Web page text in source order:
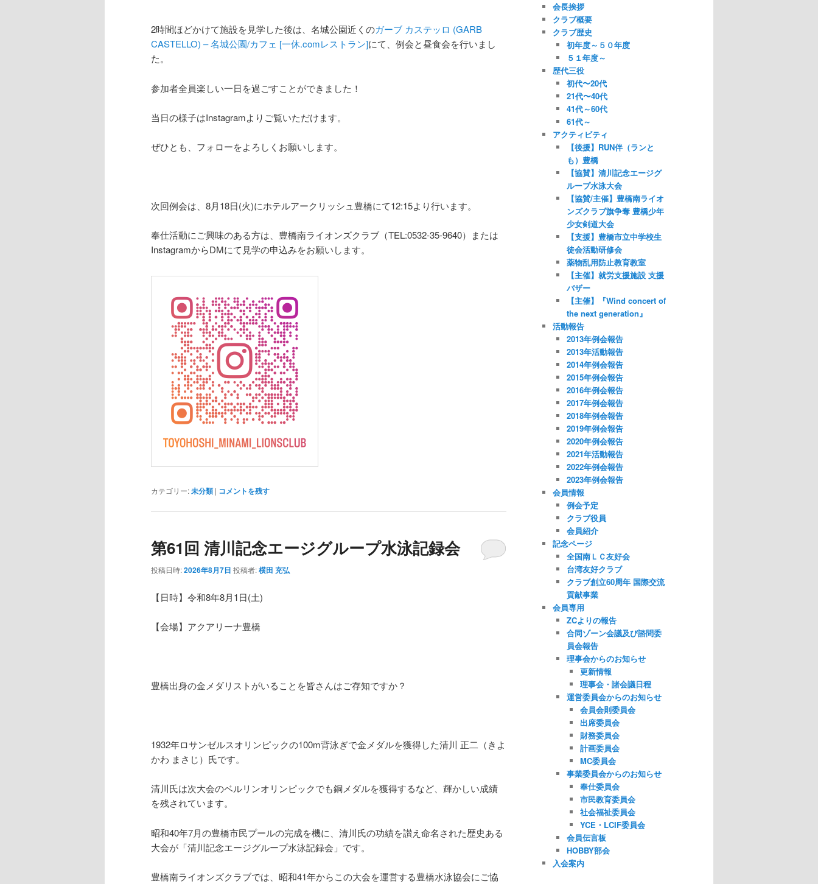
2時間ほどかけて施設を見学した後は、名城公園近くのガーブ カステッロ (GARB
CASTELLO) – 名城公園/カフェ [一休.comレストラン]にて、例会と昼食会を行いまし
た。
参加者全員楽しい一日を過ごすことができました！
当日の様子はInstagramよりご覧いただけます。
ぜひとも、フォローをよろしくお願いします。
次回例会は、8月18日(火)にホテルアークリッシュ豊橋にて12:15より行います。
奉仕活動にご興味のある方は、豊橋南ライオンズクラブ（TEL:0532-35-9640）または
InstagramからDMにて見学の申込みをお願いします。
カテゴリー:未分類 | コメントを残す
第61回 清川記念エージグループ水泳記録会
投稿日時:2026年8月7日 投稿者:横田 充弘
【日時】令和8年8月1日(土)
【会場】アクアリーナ豊橋
豊橋出身の金メダリストがいることを皆さんはご存知ですか？
1932年ロサンゼルスオリンピックの100m背泳ぎで金メダルを獲得した清川 正二（きよ
かわ まさじ）氏です。
清川氏は次大会のベルリンオリンピックでも銅メダルを獲得するなど、輝かしい成績
を残されています。
昭和40年7月の豊橋市民プールの完成を機に、清川氏の功績を讃え命名された歴史ある
大会が「清川記念エージグループ水泳記録会」です。
豊橋南ライオンズクラブでは、昭和41年からこの大会を運営する豊橋水泳協会にご協
会長挨拶
クラブ概要
クラブ歴史
初年度～５０年度
５１年度～
歴代三役
初代〜20代
21代〜40代
41代～60代
61代～
アクティビティ
【後援】RUN伴（ランと
も）豊橋
【協賛】清川記念エージグ
ループ水泳大会
【協賛/主催】豊橋南ライオ
ンズクラブ旗争奪 豊橋少年
少女剣道大会
【支援】豊橋市立中学校生
徒会活動研修会
薬物乱用防止教育教室
【主催】就労支援施設 支援
バザー
【主催】『Wind concert of
the next generation』
活動報告
2013年例会報告
2013年活動報告
2014年例会報告
2015年例会報告
2016年例会報告
2017年例会報告
2018年例会報告
2019年例会報告
2020年例会報告
2021年活動報告
2022年例会報告
2023年例会報告
会員情報
例会予定
クラブ役員
会員紹介
記念ページ
全国南ＬＣ友好会
台湾友好クラブ
クラブ創立60周年 国際交流
貢献事業
会員専用
ZCよりの報告
合同ゾーン会議及び諮問委
員会報告
理事会からのお知らせ
更新情報
理事会・諸会議日程
運営委員会からのお知らせ
会員会則委員会
出席委員会
財務委員会
計画委員会
MC委員会
事業委員会からのお知らせ
奉仕委員会
市民教育委員会
社会福祉委員会
YCE・LCIF委員会
会員伝言板
HOBBY部会
入会案内